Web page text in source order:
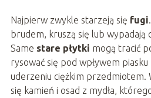
Najpierw zwykle starzeją się fugi
brudem, kruszą się lub wypadają
Same stare płytki mogą tracić
rysować się pod wpływem
uderzeniu ciężkim przedmiotem.
się kamień i osad z mydła,